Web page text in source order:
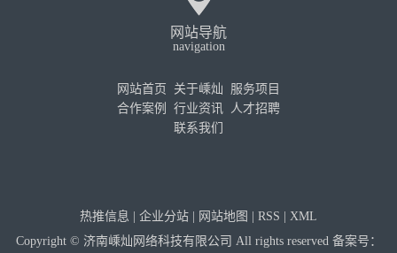
网站导航
navigation
网站首页 关于嵊灿
服务项目
合作案例
行业资讯
人才招聘
联系我们
热推信息 | 企业分站 | 网站地图 | RSS | XML
Copyright © 济南嵊灿网络科技有限公司 All rights reserved 备案号：